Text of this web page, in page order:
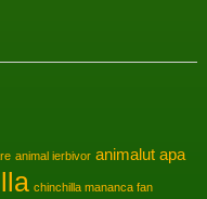
animal ierbivor animalut apa
chinchilla mananca fan